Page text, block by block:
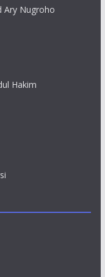
Ary Nugroho
Hakim